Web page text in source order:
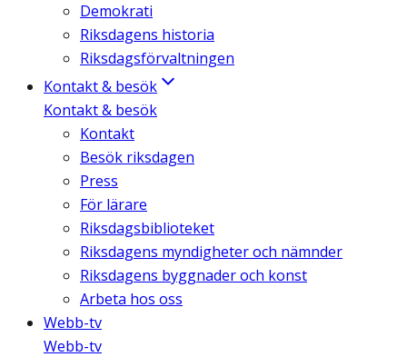
Demokrati
Riksdagens historia
Riksdagsförvaltningen
Kontakt & besök
Kontakt & besök
Kontakt
Besök riksdagen
Press
För lärare
Riksdagsbiblioteket
Riksdagens myndigheter och nämnder
Riksdagens byggnader och konst
Arbeta hos oss
Webb-tv
Webb-tv